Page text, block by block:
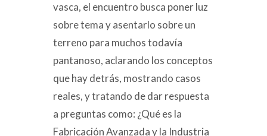
vasca, el encuentro busca poner luz
sobre tema y asentarlo sobre un
terreno para muchos todavía
pantanoso, aclarando los conceptos
que hay detrás, mostrando casos
reales, y tratando de dar respuesta
a preguntas como: ¿Qué es la
Fabricación Avanzada y la Industria